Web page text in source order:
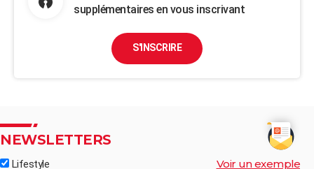
supplémentaires en vous inscrivant
S'INSCRIRE
NEWSLETTERS
Lifestyle Voir un exemple